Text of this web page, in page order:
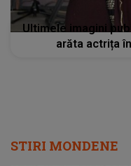
Ultimele imagini
arăta actrița
STIRI MONDENE